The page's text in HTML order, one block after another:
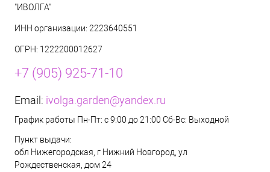
"ИВОЛГА"
ИНН организации: 2223640551
ОГРН: 1222200012627
+7 (905) 925-71-10
Email: ivolga.garden@yandex.ru
График работы Пн-Пт: с 9:00 до 21:00 Сб-Вс: Выходной
Пункт выдачи:
обл Нижегородская, г Нижний Новгород, ул
Рождественская, дом 24